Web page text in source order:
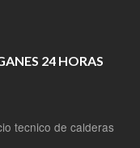
24 HORAS
tecnico de calderas